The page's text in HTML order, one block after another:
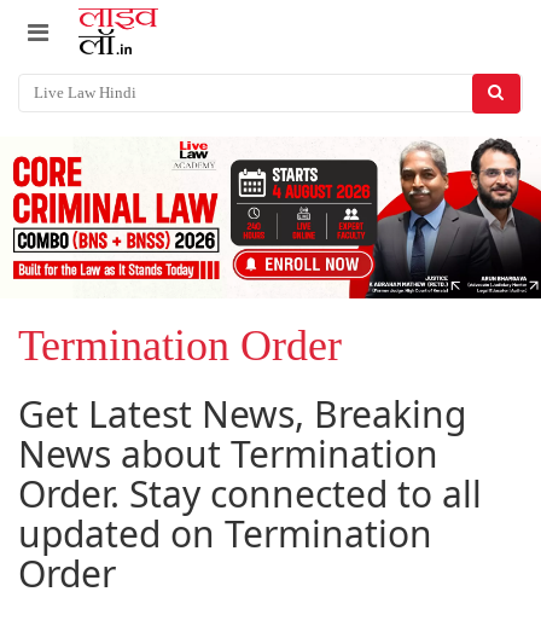
Termination Order
Get Latest News, Breaking
News about Termination
Order. Stay connected to all
updated on Termination
Order